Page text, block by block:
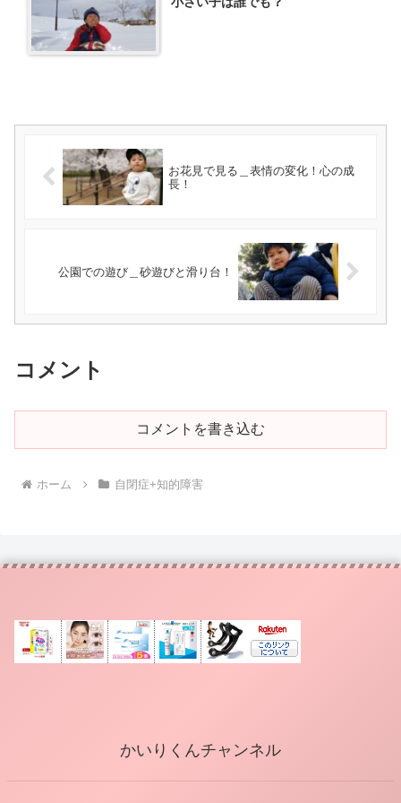
お花見で見る＿表情の変化！心の成
長！
公園での遊び＿砂遊びと滑り台！
コメント
コメントを書き込む
ホーム 自閉症+知的障害
かいりくんチャンネル